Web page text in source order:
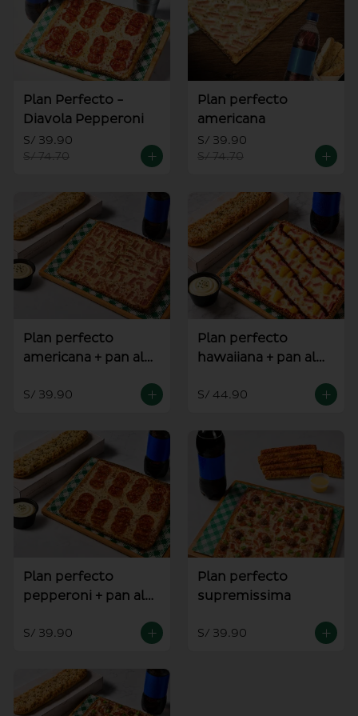
Plan Perfecto -
Diavola Pepperoni
S/ 39.90
S/ 74.70
Plan perfecto
americana
S/ 39.90
S/ 74.70
Plan perfecto
americana + pan al
S/ 39.90
Plan perfecto
hawaiiana + pan al
S/ 44.90
Plan perfecto
pepperoni + pan al
S/ 39.90
Plan perfecto
supremissima
S/ 39.90